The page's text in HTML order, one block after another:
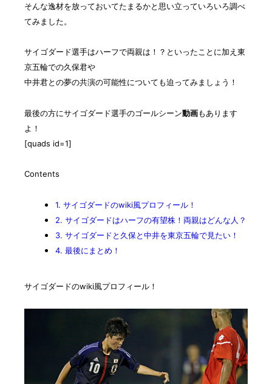
そんな逸材を放っておいてたまるかと思い立っていろいろ調べ
てみました。
サイゴダード選手はハーフで両親は！？といったことに加え東
京五輪での久保君や
中井君との夢の共演の可能性についても迫ってみましょう！
最後の方にサイゴダード選手のゴールシーン動画もあります
よ！
[quads id=1]
Contents
1. サイゴダードのwiki風プロフィール！
2. サイゴダードはハーフの有望株！両親はどんな人？
3. サイゴダードと久保と中井を東京五輪で見たい！
4. 最後にまとめ！
サイゴダードのwiki風プロフィール！